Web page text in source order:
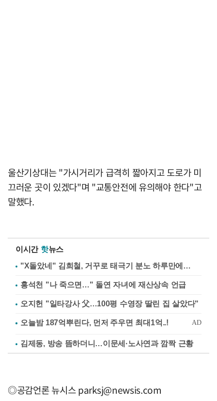
울산기상대는 "가시거리가 급격히 짧아지고 도로가 미
끄러운 곳이 있겠다"며 "교통안전에 유의해야 한다"고
말했다.
이시간 핫뉴스
"X돌았네" 김희철, 거꾸로 태극기 분노 하루만에…
홍석천 "나 죽으면…" 돌연 자녀에 재산상속 언급
오지헌 "일타강사 父…100평 수영장 딸린 집 살았다"
김제동, 방송 뜸하더니…이문세·노사연과 깜짝 근황
◎공감언론 뉴시스parksj@newsis.com